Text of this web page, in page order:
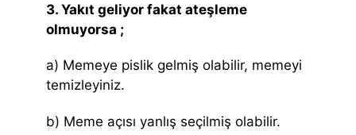
3. Yakıt geliyor fakat ateşleme
olmuyorsa ;
a) Memeye pislik gelmiş olabilir, memeyi
temizleyiniz.
b) Meme açısı yanlış seçilmiş olabilir.